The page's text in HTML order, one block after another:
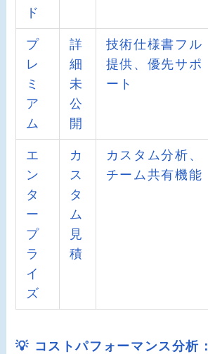
ド
プ
レ
ミ
ア
ム
詳
細
未
公
開
技術仕様書フル
提供、優先サポ
ート
エ
ン
タ
ー
プ
ラ
イ
ズ
カ
ス
タ
ム
見
積
カスタム分析、
チーム共有機能
💡 コストパフォーマンス分析：